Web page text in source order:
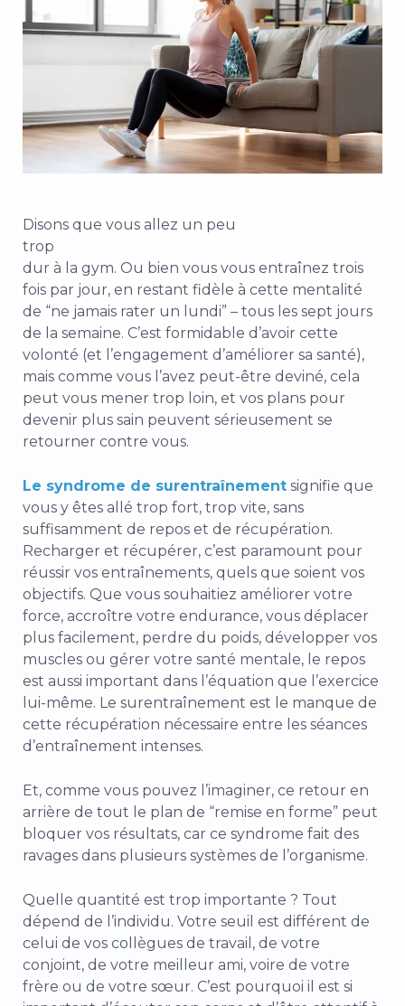
Disons que vous allez un peu
trop
dur à la gym. Ou bien vous vous entraînez trois
fois par jour, en restant fidèle à cette mentalité
de “ne jamais rater un lundi” – tous les sept jours
de la semaine. C’est formidable d’avoir cette
volonté (et l’engagement d’améliorer sa santé),
mais comme vous l’avez peut-être deviné, cela
peut vous mener trop loin, et vos plans pour
devenir plus sain peuvent sérieusement se
retourner contre vous.
Le syndrome de surentraînement signifie que
vous y êtes allé trop fort, trop vite, sans
suffisamment de repos et de récupération.
Recharger et récupérer, c’est paramount pour
réussir vos entraînements, quels que soient vos
objectifs. Que vous souhaitiez améliorer votre
force, accroître votre endurance, vous déplacer
plus facilement, perdre du poids, développer vos
muscles ou gérer votre santé mentale, le repos
est aussi important dans l’équation que l’exercice
lui-même. Le surentraînement est le manque de
cette récupération nécessaire entre les séances
d’entraînement intenses.
Et, comme vous pouvez l’imaginer, ce retour en
arrière de tout le plan de “remise en forme” peut
bloquer vos résultats, car ce syndrome fait des
ravages dans plusieurs systèmes de l’organisme.
Quelle quantité est trop importante ? Tout
dépend de l’individu. Votre seuil est différent de
celui de vos collègues de travail, de votre
conjoint, de votre meilleur ami, voire de votre
frère ou de votre sœur. C’est pourquoi il est si